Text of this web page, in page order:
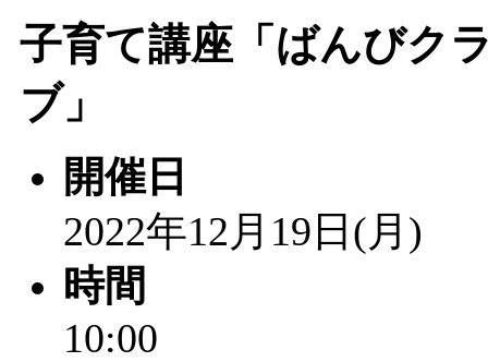
子育て講座「ばんびク
ブ」
開催日
2022年12月19日(月)
時間
10:00